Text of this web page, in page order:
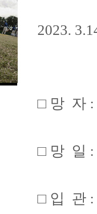
2023.
□ 망 자 :
□ 망 일 :
□ 입 관 :